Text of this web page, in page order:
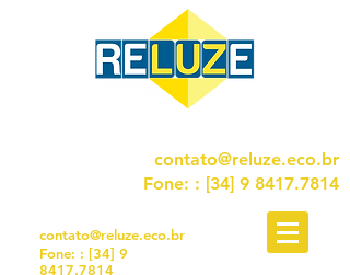
contato@reluze.eco.br
Fone: : [34] 9 8417.7814
contato@reluze.eco.br
Fone: : [34] 9
8417.7814